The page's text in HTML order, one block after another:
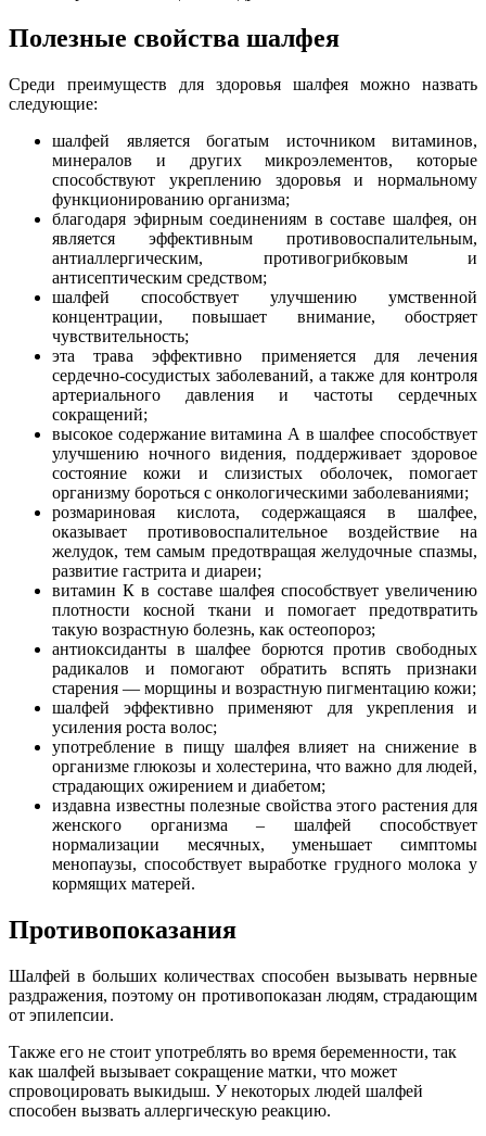
Полезные свойства шалфея
Среди преимуществ для здоровья шалфея можно назвать
следующие:
шалфей является богатым источником витаминов,
минералов и других микроэлементов, которые
способствуют укреплению здоровья и нормальному
функционированию организма;
благодаря эфирным соединениям в составе шалфея, он
является эффективным противовоспалительным,
антиаллергическим, противогрибковым и
антисептическим средством;
шалфей способствует улучшению умственной
концентрации, повышает внимание, обостряет
чувствительность;
эта трава эффективно применяется для лечения
сердечно-сосудистых заболеваний, а также для контроля
артериального давления и частоты сердечных
сокращений;
высокое содержание витамина А в шалфее способствует
улучшению ночного видения, поддерживает здоровое
состояние кожи и слизистых оболочек, помогает
организму бороться с онкологическими заболеваниями;
розмариновая кислота, содержащаяся в шалфее,
оказывает противовоспалительное воздействие на
желудок, тем самым предотвращая желудочные спазмы,
развитие гастрита и диареи;
витамин К в составе шалфея способствует увеличению
плотности косной ткани и помогает предотвратить
такую возрастную болезнь, как остеопороз;
антиоксиданты в шалфее борются против свободных
радикалов и помогают обратить вспять признаки
старения — морщины и возрастную пигментацию кожи;
шалфей эффективно применяют для укрепления и
усиления роста волос;
употребление в пищу шалфея влияет на снижение в
организме глюкозы и холестерина, что важно для людей,
страдающих ожирением и диабетом;
издавна известны полезные свойства этого растения для
женского организма – шалфей способствует
нормализации месячных, уменьшает симптомы
менопаузы, способствует выработке грудного молока у
кормящих матерей.
Противопоказания
Шалфей в больших количествах способен вызывать нервные
раздражения, поэтому он противопоказан людям, страдающим
от эпилепсии.
Также его не стоит употреблять во время беременности, так
как шалфей вызывает сокращение матки, что может
спровоцировать выкидыш. У некоторых людей шалфей
способен вызвать аллергическую реакцию.